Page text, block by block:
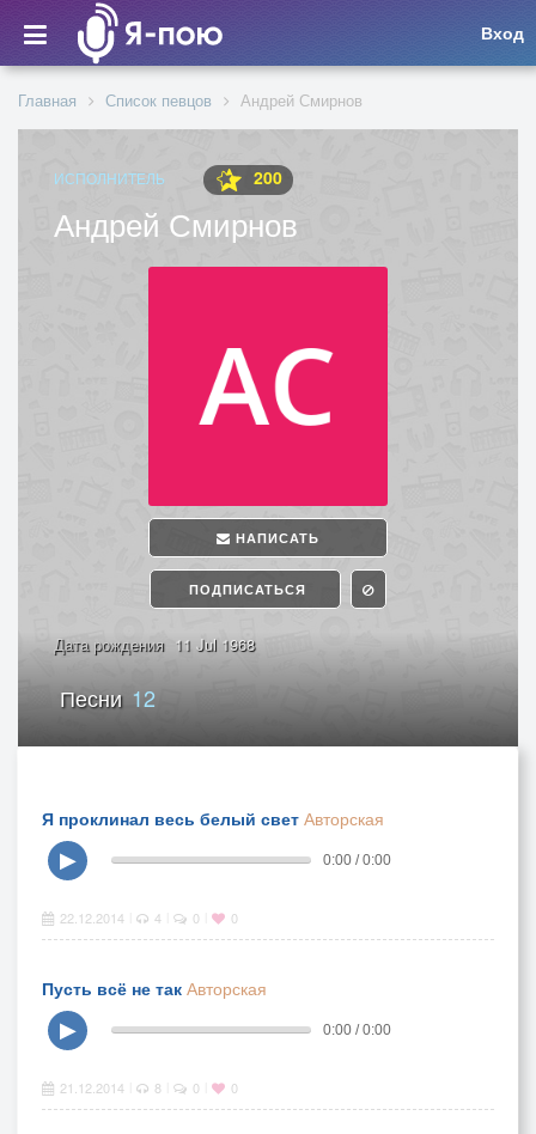
Вход
Главная Список певцов Андрей Смирнов
ИСПОЛНИТЕЛЬ 200
Андрей Смирнов
НАПИСАТЬ
ПОДПИСАТЬСЯ
Дата рождения 11 Jul 1968
Песни 12
Я проклинал весь белый свет Авторская
▶
0:00 / 0:00
22.12.2014 4 0 0
Пусть всё не так Авторская
▶
0:00 / 0:00
21.12.2014 8 0 0